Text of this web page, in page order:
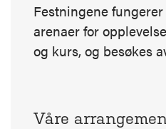
Festningene
arenaer for
og kurs, og besøkes
Våre